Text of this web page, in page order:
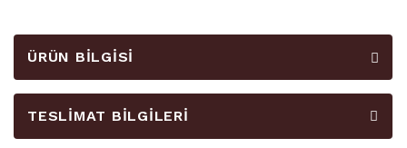
ÜRÜN BILGISI
TESLIMAT BILGILERI